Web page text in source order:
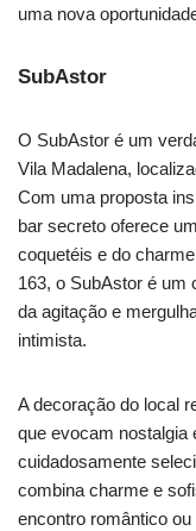
uma nova
SubAstor
O SubAstor é um
Vila Madalena,
Com uma proposta
bar secreto oferece
coquetéis e do
163, o SubAstor é um
da agitação e
intimista.
A decoração do local
que evocam nostalgia
cuidadosamente
combina charme e
encontro romântico